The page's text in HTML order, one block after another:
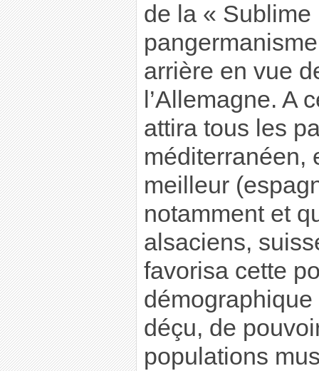
de la «
arrière en vue
l’Allemagne. A
attira tous les
méditerranéen,
meilleur
notamment et
alsaciens,
favorisa cette
démographique
déçu, de
populations